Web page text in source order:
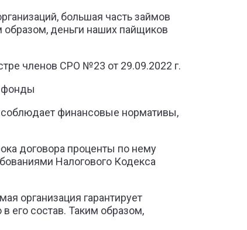
большая часть займов
деньги наших пайщиков
членов СРО №23 от 29.09.2022 г.
фонды
соблюдает финансовые нормативы,
договора проценты по нему
Налогового Кодекса
организация гарантирует
его состав. Таким образом,